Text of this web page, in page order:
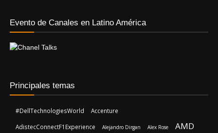
Evento de Canales en Latino América
Principales temas
#DellTechnologiesWorld Accenture
AdistecConnectF1Experience Alejandro Dirgan Alex Rose AMD